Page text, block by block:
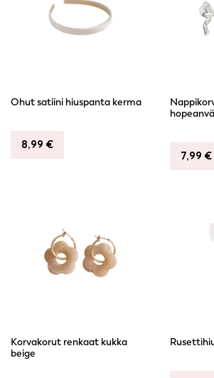
Ohut satiini hiuspanta kerma
8,99 €
7,99 €
Korvakorut renkaat kukka
beige